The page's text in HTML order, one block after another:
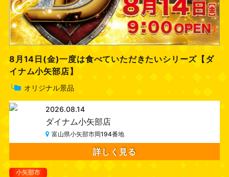
8月14日(金)一度は食べていただきたいシリーズ【ダ
イナム小矢部店】
└ オリジナル景品
2026.08.14
ダイナム小矢部店
富山県小矢部市岡194番地
詳しく見る
小矢部市